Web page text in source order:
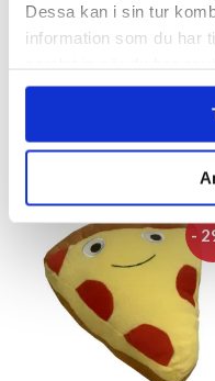
Dessa kan i sin tur
information som du har
-